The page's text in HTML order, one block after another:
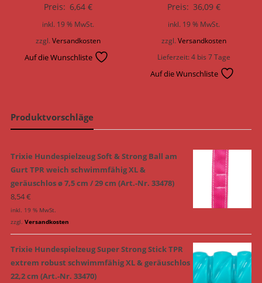
Preis: 6,64€
inkl. 19 % MwSt.
zzgl.Versandkosten
Auf die Wunschliste
Preis: 36,09 €
inkl. 19 % MwSt.
zzgl. Versandkosten
Lieferzeit:4 bis 7 Tage
Auf die Wunschliste
Produktvorschläge
Trixie Hundespielzeug Soft & Strong Ball am
Gurt TPR weich schwimmfähig XL &
geräuschlos ø 7,5 cm / 29 cm (Art.-Nr. 33478)
8,54€
inkl. 19 % MwSt.
zzgl. Versandkosten
Trixie Hundespielzeug Super Strong Stick TPR
extrem robust schwimmfähig XL & geräuschlos
22,2 cm (Art.-Nr. 33470)